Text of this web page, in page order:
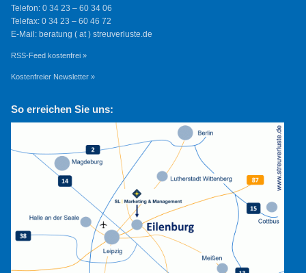
Telefon: 0 34 23 – 60 34 06
Telefax: 0 34 23 – 60 46 72
E-Mail: beratung ( at ) streuverluste.de
RSS-Feed kostenfrei »
Kostenfreier Newsletter »
So erreichen Sie uns: